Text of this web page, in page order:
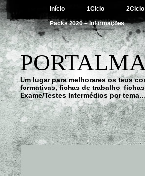
Início 1Ciclo 2Ciclo
Packs 2020 – Informações
Um lugar para melhorares os teus
formativas, fichas de trabalho,
Exame/Testes Intermédios por